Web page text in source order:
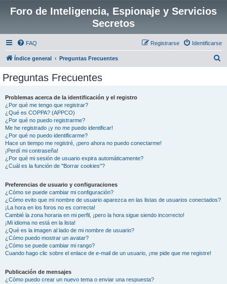
Foro de Inteligencia, Espionaje y Servicios
Secretos
FAQ Identificarse
Registrarse
Índice general Preguntas Frecuentes
Preguntas Frecuentes
Problemas acerca de la identificación y el registro
¿Por qué me tengo que registrar?
¿Qué es COPPA? (APPCO)
¿Por qué no puedo registrarme?
Me he registrado ¡y no me puedo identificar!
¿Por qué no puedo identificarme?
Hace un tiempo me registré, ¡pero ahora no puedo conectarme!
¡Perdí mi contraseña!
¿Por qué mi sesión de usuario expira automáticamente?
¿Cuál es la función de "Borrar cookies"?
Preferencias de usuario y configuraciones
¿Cómo se puede cambiar mi configuración?
¿Cómo evito que mi nombre de usuario aparezca en las listas de usuarios conectados?
¡La hora en los foros no es correcta!
Cambié la zona horaria en mi perfil, ¡pero la hora sigue siendo incorrecto!
¡Mi idioma no está en la lista!
¿Qué es la imagen al lado de mi nombre de usuario?
¿Cómo puedo mostrar un avatar?
¿Cómo se puede cambiar mi rango?
Cuando hago clic sobre el enlace de e-mail de un usuario, ¡me pide que me registre!
Publicación de mensajes
¿Cómo puedo crear un nuevo tema o enviar una respuesta?